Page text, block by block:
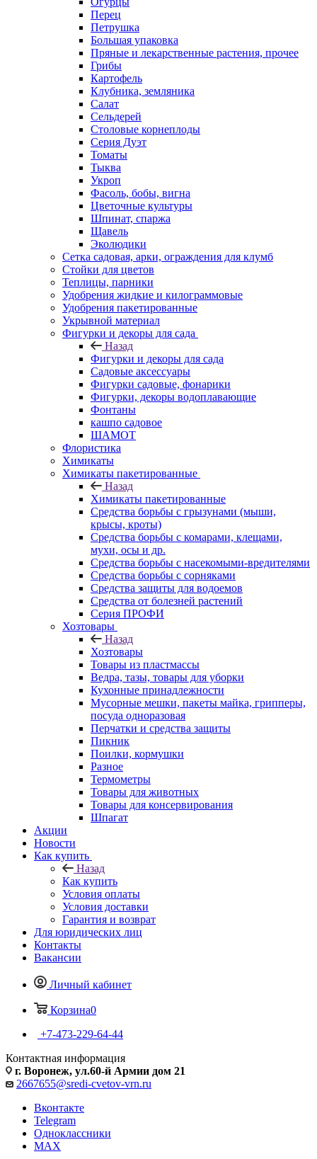
Перец
Петрушка
Большая упаковка
Пряные и лекарственные растения, прочее
Грибы
Картофель
Клубника, земляника
Салат
Сельдерей
Столовые корнеплоды
Серия Дуэт
Томаты
Тыква
Укроп
Фасоль, бобы, вигна
Цветочные культуры
Шпинат, спаржа
Щавель
Эколюдики
Сетка садовая, арки, ограждения для клумб
Стойки для цветов
Теплицы, парники
Удобрения жидкие и килограммовые
Удобрения пакетированные
Укрывной материал
Фигурки и декоры для сада
Назад
Фигурки и декоры для сада
Садовые аксессуары
Фигурки садовые, фонарики
Фигурки, декоры водоплавающие
Фонтаны
кашпо садовое
ШАМОТ
Флористика
Химикаты
Химикаты пакетированные
Назад
Химикаты пакетированные
Средства борьбы с грызунами (мыши,
крысы, кроты)
Средства борьбы с комарами, клещами,
мухи, осы и др.
Средства борьбы с насекомыми-вредителями
Средства борьбы с сорняками
Средства защиты для водоемов
Средства от болезней растений
Серия ПРОФИ
Хозтовары
Назад
Хозтовары
Товары из пластмассы
Ведра, тазы, товары для уборки
Кухонные принадлежности
Мусорные мешки, пакеты майка, грипперы,
посуда одноразовая
Перчатки и средства защиты
Пикник
Поилки, кормушки
Разное
Термометры
Товары для животных
Товары для консервирования
Шпагат
Акции
Новости
Как купить
Назад
Как купить
Условия оплаты
Условия доставки
Гарантия и возврат
Для юридических лиц
Контакты
Вакансии
Личный кабинет
Корзина0
+7-473-229-64-44
Контактная информация
г. Воронеж, ул.60-й Армии дом 21
2667655@sredi-cvetov-vrn.ru
Вконтакте
Telegram
Одноклассники
MAX